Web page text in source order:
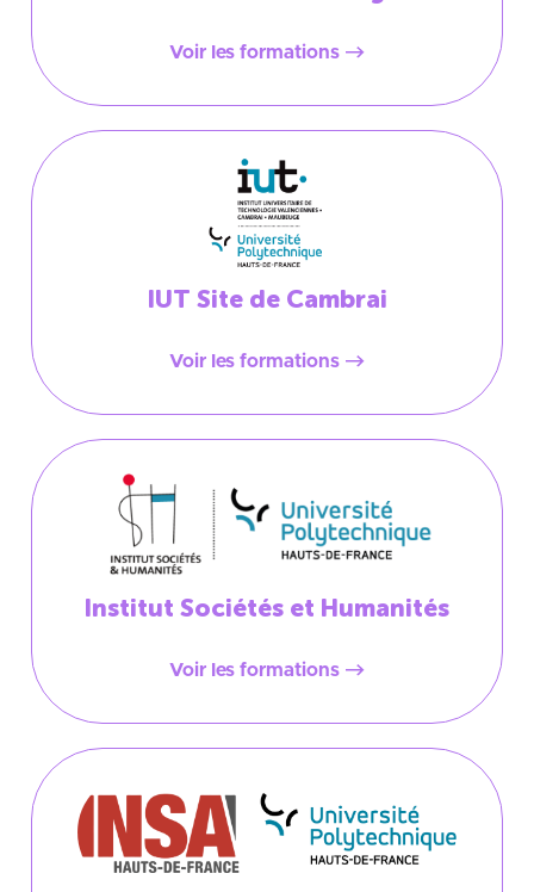
Voir les formations
IUT Site de Cambrai
Voir les formations
Institut Sociétés et Humanités
Voir les formations